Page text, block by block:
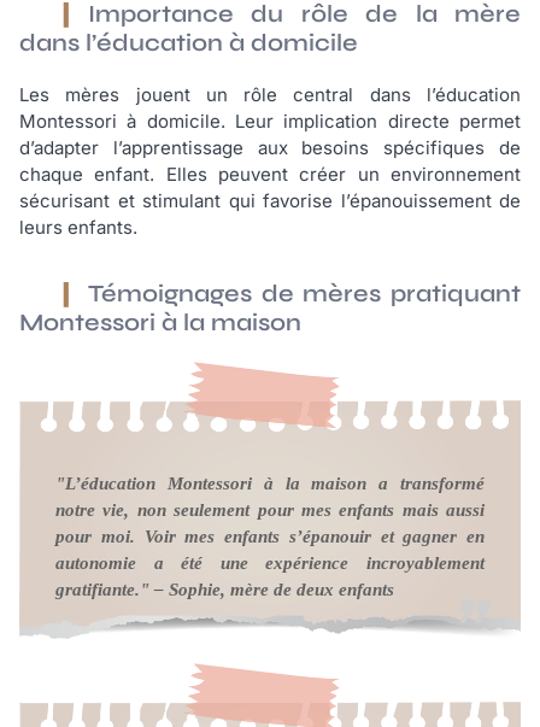
Importance du rôle de la mère
dans l’éducation à domicile
Les mères jouent un rôle central dans l’éducation
Montessori à domicile. Leur implication directe permet
d’adapter l’apprentissage aux besoins spécifiques de
chaque enfant. Elles peuvent créer un environnement
sécurisant et stimulant qui favorise l’épanouissement de
leurs enfants.
Témoignages de mères pratiquant
Montessori à la maison
"L’éducation Montessori à la maison a transformé
notre vie, non seulement pour mes enfants mais aussi
pour moi. Voir mes enfants s’épanouir et gagner en
autonomie a été une expérience incroyablement
gratifiante." – Sophie, mère de deux enfants